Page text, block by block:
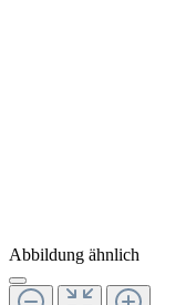
Abbildung ähnlich